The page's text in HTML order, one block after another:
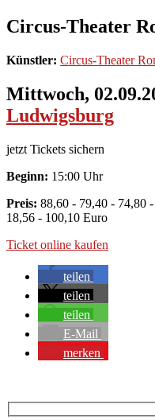
Circus-Theater
Künstler: Circus-Theater
Mittwoch,
Ludwigsburg
jetzt Tickets sichern
Beginn: 15:00 Uhr
Preis: 88,60 - 79,40 - 74,80
18,56 - 100,10 Euro
Ticket online kaufen
teilen
teilen
teilen
E-Mail
merken